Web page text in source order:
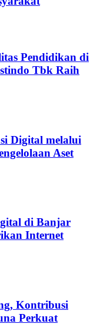
Pendidikan di
Tbk Raih
Digital melalui
Aset
di Banjar
Internet
Kontribusi
Perkuat